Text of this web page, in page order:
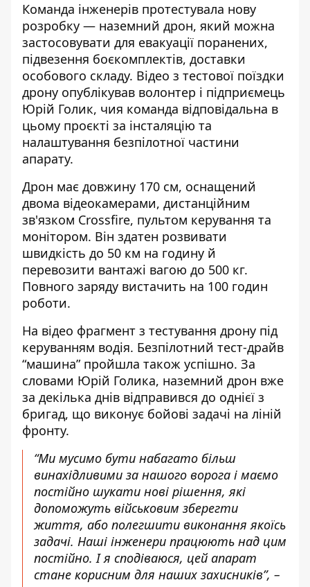
Команда інженерів протестувала нову
розробку — наземний дрон, який можна
застосовувати для евакуації поранених,
підвезення боєкомплектів, доставки
особового складу. Відео з тестової поїздки
дрону опублікував волонтер і підприємець
Юрій Голик, чия команда відповідальна в
цьому проєкті за інсталяцію та
налаштування безпілотної частини
апарату.
Дрон має довжину 170 см, оснащений
двома відеокамерами, дистанційним
зв'язком Crossfire, пультом керування та
монітором. Він здатен розвивати
швидкість до 50 км на годину й
перевозити вантажі вагою до 500 кг.
Повного заряду вистачить на 100 годин
роботи.
На відео фрагмент з тестування дрону під
керуванням водія. Безпілотний тест-драйв
“машина” пройшла також успішно. За
словами Юрій Голика, наземний дрон вже
за декілька днів відправився до однієї з
бригад, що виконує бойові задачі на ліній
фронту.
“Ми мусимо бути набагато більш
винахідливими за нашого ворога і маємо
постійно шукати нові рішення, які
допоможуть військовим зберегти
життя, або полегшити виконання якоїсь
задачі. Наші інженери працюють над цим
постійно. І я сподіваюся, цей апарат
стане корисним для наших захисників”, –